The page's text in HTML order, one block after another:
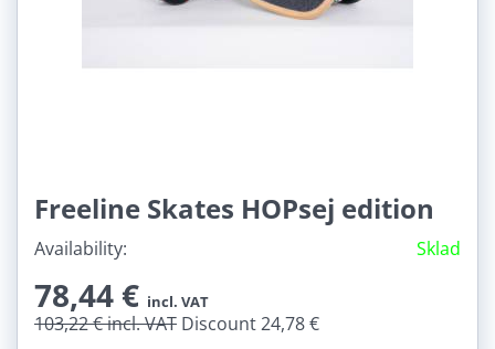
Freeline Skates HOPsej edition
Availability: Sklad
78,44 € incl. VAT
103,22 €incl. VAT Discount 24,78 €